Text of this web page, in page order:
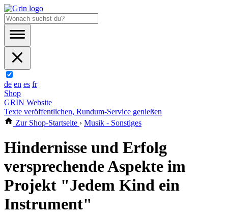
de en es fr
Shop
GRIN Website
Texte veröffentlichen, Rundum-Service genießen
Zur Shop-Startseite › Musik - Sonstiges
Hindernisse und Erfolg
versprechende Aspekte im
Projekt "Jedem Kind ein
Instrument"